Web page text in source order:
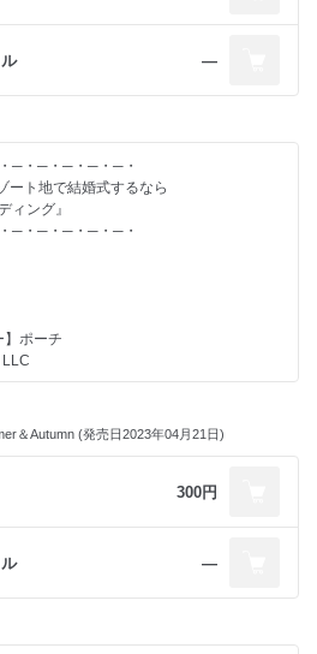
ナーBOOK
どう違うの?”をまるっと見せます！
細”見せます！
の日」
28
婚式を実現し、
ることを応援しています。
―
─・─・─・─・─・
ート地で結婚式するなら
ィング』
─・─・─・─・─・
】ポーチ
て思い込みかも！
＆Autumn (発売日2023年04月21日)
300円
―